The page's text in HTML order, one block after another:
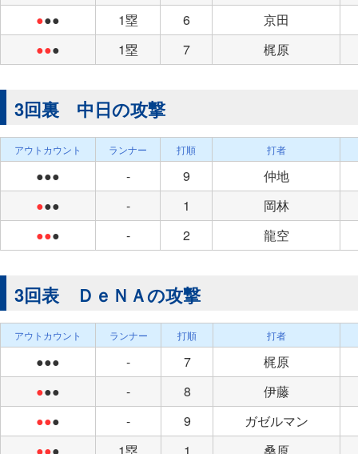
●●● 1塁 6
京田
●●● 1塁 7 梶原
3回裏 中日の攻撃
アウトカウント ランナー 打順 打者
●●● - 9
仲地
●●● - 1
岡林
●●● - 2 龍空
3回表 ＤｅＮＡの攻撃
アウトカウント ランナー 打順 打者
●●● - 7
梶原
●●● - 8
伊藤
●●● - 9
ガゼルマン